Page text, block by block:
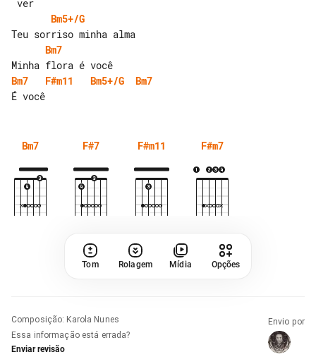
Bm5+/G
Bm7
Bm7
F#m11 Bm5+/G
Bm7
Bm7 F#7 F#m11 F#m7
Tom Rolagem Mídia Opções
Composição: Karola Nunes
Essa informação está errada?
Enviar revisão
Envio por